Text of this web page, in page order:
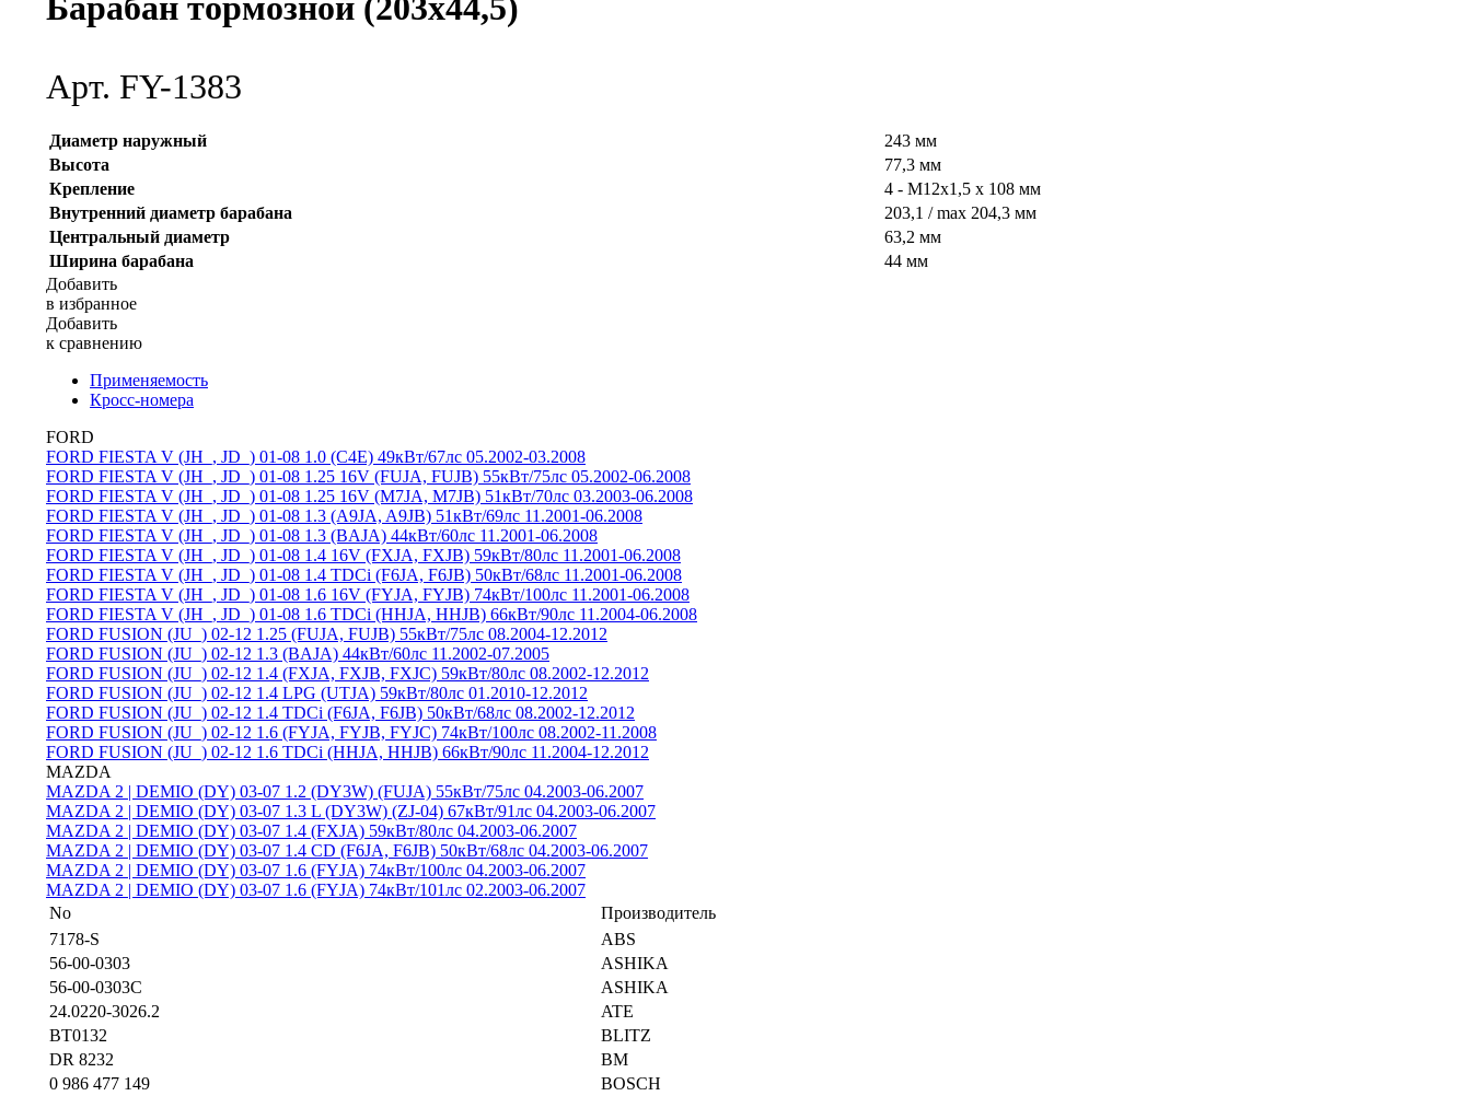
Барабан тормозной (203x44,5)
Арт. FY-1383
Диаметр наружный
243 мм
Высота
77,3 мм
Крепление
4 - M12x1,5 x 108 мм
Внутренний диаметр барабана
203,1 / max 204,3 мм
Центральный диаметр
63,2 мм
Ширина барабана
44 мм
Добавить
в избранное
Добавить
к сравнению
Применяемость
Кросс-номера
FORD
FORD FIESTA V (JH_, JD_) 01-08 1.0 (C4E) 49кВт/67лс 05.2002-03.2008
FORD FIESTA V (JH_, JD_) 01-08 1.25 16V (FUJA, FUJB) 55кВт/75лс 05.2002-06.2008
FORD FIESTA V (JH_, JD_) 01-08 1.25 16V (M7JA, M7JB) 51кВт/70лс 03.2003-06.2008
FORD FIESTA V (JH_, JD_) 01-08 1.3 (A9JA, A9JB) 51кВт/69лс 11.2001-06.2008
FORD FIESTA V (JH_, JD_) 01-08 1.3 (BAJA) 44кВт/60лс 11.2001-06.2008
FORD FIESTA V (JH_, JD_) 01-08 1.4 16V (FXJA, FXJB) 59кВт/80лс 11.2001-06.2008
FORD FIESTA V (JH_, JD_) 01-08 1.4 TDCi (F6JA, F6JB) 50кВт/68лс 11.2001-06.2008
FORD FIESTA V (JH_, JD_) 01-08 1.6 16V (FYJA, FYJB) 74кВт/100лс 11.2001-06.2008
FORD FIESTA V (JH_, JD_) 01-08 1.6 TDCi (HHJA, HHJB) 66кВт/90лс 11.2004-06.2008
FORD FUSION (JU_) 02-12 1.25 (FUJA, FUJB) 55кВт/75лс 08.2004-12.2012
FORD FUSION (JU_) 02-12 1.3 (BAJA) 44кВт/60лс 11.2002-07.2005
FORD FUSION (JU_) 02-12 1.4 (FXJA, FXJB, FXJC) 59кВт/80лс 08.2002-12.2012
FORD FUSION (JU_) 02-12 1.4 LPG (UTJA) 59кВт/80лс 01.2010-12.2012
FORD FUSION (JU_) 02-12 1.4 TDCi (F6JA, F6JB) 50кВт/68лс 08.2002-12.2012
FORD FUSION (JU_) 02-12 1.6 (FYJA, FYJB, FYJC) 74кВт/100лс 08.2002-11.2008
FORD FUSION (JU_) 02-12 1.6 TDCi (HHJA, HHJB) 66кВт/90лс 11.2004-12.2012
MAZDA
MAZDA 2 | DEMIO (DY) 03-07 1.2 (DY3W) (FUJA) 55кВт/75лс 04.2003-06.2007
MAZDA 2 | DEMIO (DY) 03-07 1.3 L (DY3W) (ZJ-04) 67кВт/91лс 04.2003-06.2007
MAZDA 2 | DEMIO (DY) 03-07 1.4 (FXJA) 59кВт/80лс 04.2003-06.2007
MAZDA 2 | DEMIO (DY) 03-07 1.4 CD (F6JA, F6JB) 50кВт/68лс 04.2003-06.2007
MAZDA 2 | DEMIO (DY) 03-07 1.6 (FYJA) 74кВт/100лс 04.2003-06.2007
MAZDA 2 | DEMIO (DY) 03-07 1.6 (FYJA) 74кВт/101лс 02.2003-06.2007
No
Производитель
7178-S
ABS
56-00-0303
ASHIKA
56-00-0303C
ASHIKA
24.0220-3026.2
ATE
BT0132
BLITZ
DR 8232
BM
0 986 477 149
BOSCH